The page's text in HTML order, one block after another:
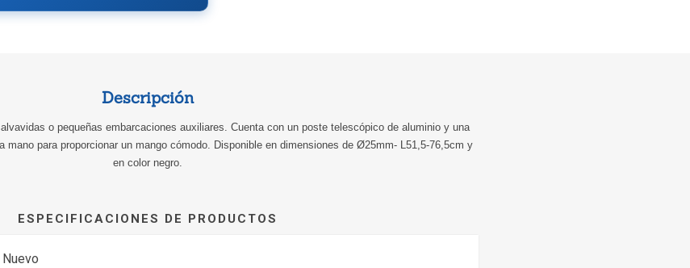
Descripción
o pequeñas embarcaciones auxiliares. Cuenta con un poste telescópico de aluminio y una
mano para proporcionar un mango cómodo. Disponible en dimensiones de Ø25mm- L51,5-76,5cm y
en color negro.
ESPECIFICACIONES DE PRODUCTOS
Nuevo